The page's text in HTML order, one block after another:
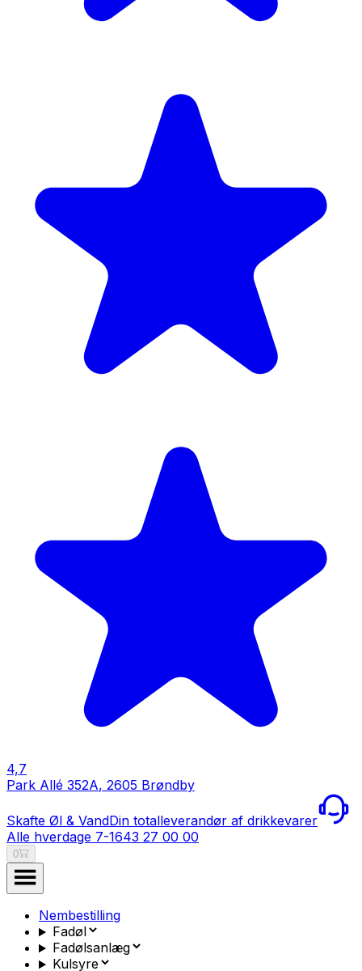
4,7
Park Allé 352A, 2605 Brøndby
Skafte Øl & VandDin totalleverandør af drikkevarer
Alle hverdage 7-1643 27 00 00
0
Nembestilling
Fadøl
Fadølsanlæg
Kulsyre